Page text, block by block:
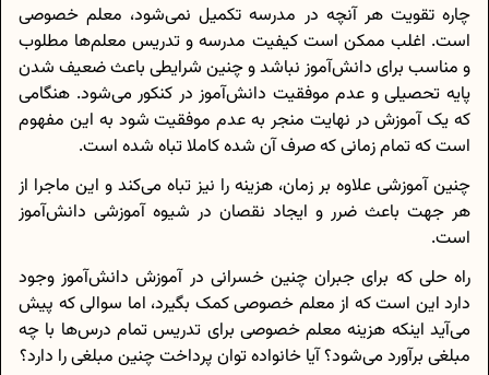
چاره تقویت هر آنچه در مدرسه تکمیل نمی‌شود، معلم خصوصی
است. اغلب ممکن است کیفیت مدرسه و تدریس معلم‌ها مطلوب
و مناسب برای دانش‌آموز نباشد و چنین شرایطی باعث ضعیف شدن
پایه تحصیلی و عدم موفقیت دانش‌آموز در کنکور می‌شود. هنگامی
که یک آموزش در نهایت منجر به عدم موفقیت شود به این مفهوم
است که تمام زمانی که صرف آن شده کاملا تباه شده است.
چنین آموزشی علاوه بر زمان، هزینه را نیز تباه می‌کند و این ماجرا از
هر جهت باعث ضرر و ایجاد نقصان در شیوه آموزشی دانش‌آموز
است.
راه حلی که برای جبران چنین خسرانی در آموزش دانش‌آموز وجود
دارد این است که از معلم خصوصی کمک بگیرد، اما سوالی که پیش
می‌آید اینکه هزینه معلم خصوصی برای تدریس تمام درس‌ها با چه
مبلغی برآورد می‌شود؟ آیا خانواده توان پرداخت چنین مبلغی را دارد؟